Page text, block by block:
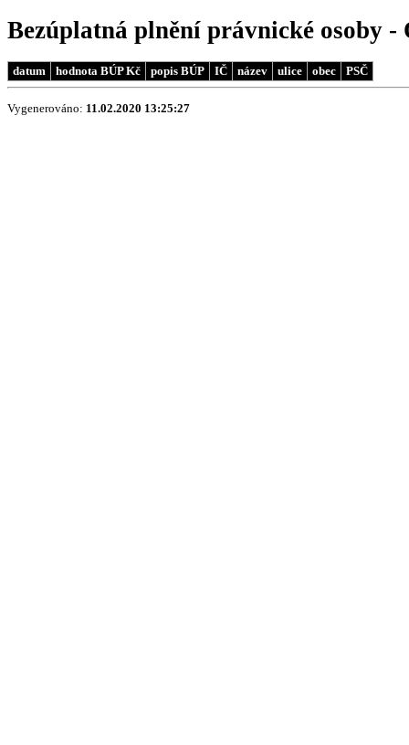
Bezúplatná plnění právnické osoby -
datum hodnota BÚP Kč popis BÚP IČ název ulice obec PSČ
Vygenerováno: 11.02.2020 13:25:27